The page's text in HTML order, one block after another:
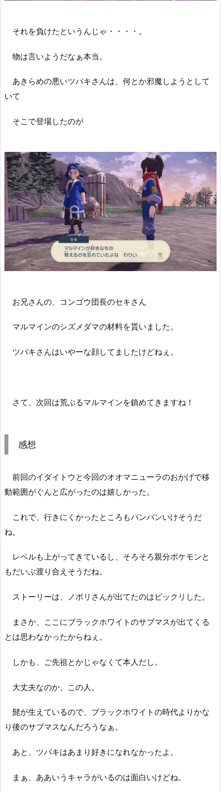
それを負けたというんじゃ・・・・。
物は言いようだなぁ本当。
あきらめの悪いツバキさんは、何とか邪魔しようとして
いて
そこで登場したのが
お兄さんの、コンゴウ団長のセキさん
マルマインのシズメダマの材料を貰いました。
ツバキさんはいやーな顔してましたけどねぇ。
さて、次回は荒ぶるマルマインを鎮めてきますね！
感想
前回のイダイトウと今回のオオマニューラのおかげで移
動範囲がぐんと広がったのは嬉しかった。
これで、行きにくかったところもバンバンいけそうだ
ね。
レベルも上がってきているし、そろそろ親分ポケモンと
もだいぶ渡り合えそうだね。
ストーリーは、ノボリさんが出てたのはビックリした。
まさか、ここにブラックホワイトのサブマスが出てくる
とは思わなかったからねぇ。
しかも、ご先祖とかじゃなくて本人だし。
大丈夫なのか、この人。
髭が生えているので、ブラックホワイトの時代よりかな
り後のサブマスなんだろうなぁ。
あと、ツバキはあまり好きになれなかったよ。
まぁ、ああいうキャラがいるのは面白いけどね。